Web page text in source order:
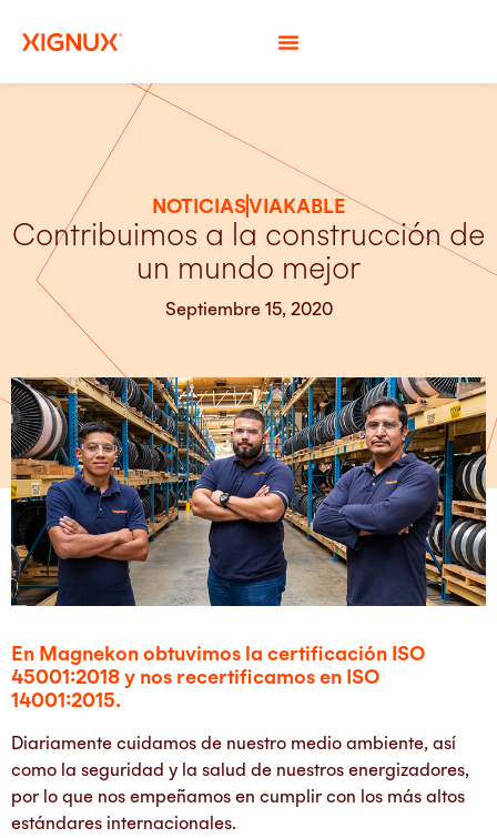
NOTICIASVIAKABLE
Contribuimos a la construcción de
un mundo mejor
Septiembre 15, 2020
En Magnekon obtuvimos la certificación ISO
45001:2018 y nos recertificamos en ISO
14001:2015.
Diariamente cuidamos de nuestro medio ambiente, así
como la seguridad y la salud de nuestros energizadores,
por lo que nos empeñamos en cumplir con los más altos
estándares internacionales.